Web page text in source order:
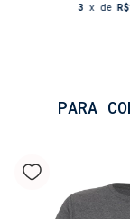
3 x de
PARA